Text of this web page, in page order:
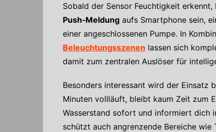
Sobald der Sensor Feuchtigkeit erkennt,
Push‑Meldung aufs Smartphone sein,
einer angeschlossenen Pumpe. In
Beleuchtungsszenen lassen sich
damit zum zentralen Auslöser für
Besonders interessant wird der Einsatz
Minuten vollläuft, bleibt kaum Zeit zum
Wasserstand sofort und informiert dich
schützt auch angrenzende Bereiche wie